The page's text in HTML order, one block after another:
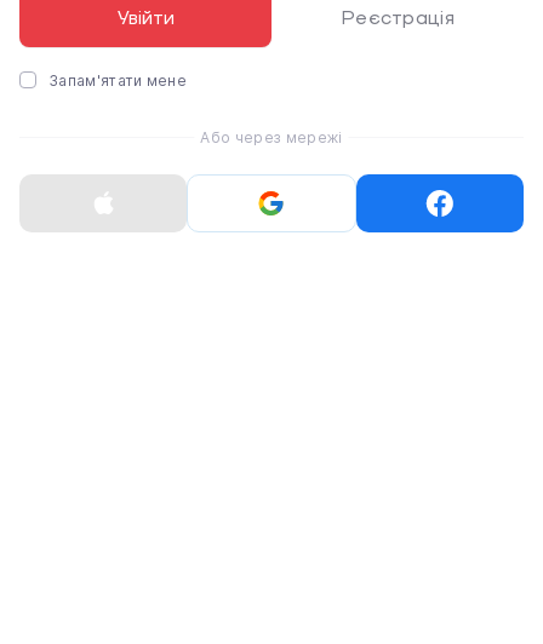
характеристики, зокрема активне шумозаглушення.
Вони ідеально підходять для спортивних тренувань і
можуть моніторити серцевий ритм. Крім того
Ціна Powerbeats Pro 2
Увійти Реєстрація
Запам'ятати мене
Або через мережі